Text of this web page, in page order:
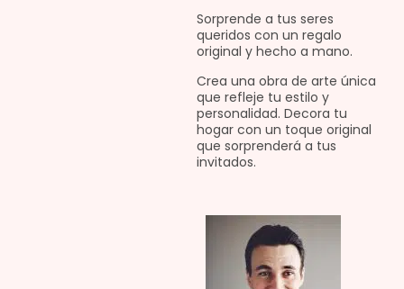
Sorprende a tus seres
queridos con un regalo
original y hecho a mano.
Crea una obra de arte única
que refleje tu estilo y
personalidad. Decora tu
hogar con un toque original
que sorprenderá a tus
invitados.